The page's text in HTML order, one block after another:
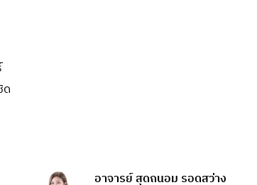
ด
อาจารย์ สุดถนอม รอดสว่าง